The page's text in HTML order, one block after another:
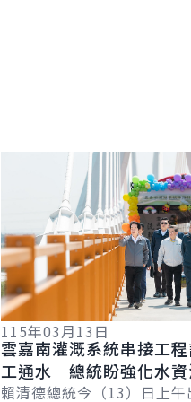
115年03月13日
雲嘉南灌溉系統串接工
工通水 總統盼強化水資
韌性 確保民生、農業、
賴清德總統今（13）日上